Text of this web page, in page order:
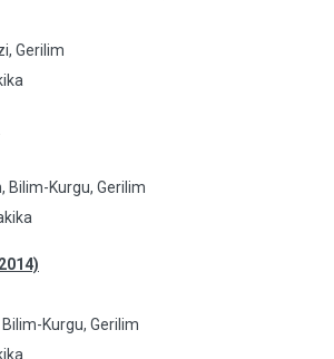
Gerilim
Bilim-Kurgu, Gerilim
Kurgu, Gerilim